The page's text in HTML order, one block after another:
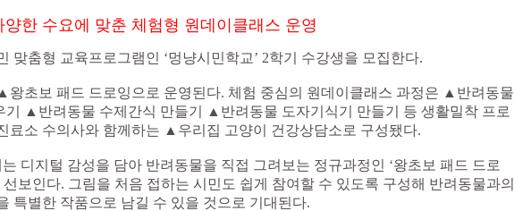
양한 수요에 맞춘 체험형 원데이클래스 운영
맞춤형 교육프로그램인 ‘멍냥시민학교’ 2학기 수강생을 모집한다.
왕초보 패드 드로잉으로 운영된다. 체험 중심의 원데이클래스 과정은 ▲반려동물
기 ▲반려동물 수제간식 만들기 ▲반려동물 도자기식기 만들기 등 생활밀착 프로
료소 수의사와 함께하는 ▲우리집 고양이 건강상담소로 구성됐다.
디지털 감성을 담아 반려동물을 직접 그려보는 정규과정인 ‘왕초보 패드 드로
선보인다. 그림을 처음 접하는 시민도 쉽게 참여할 수 있도록 구성해 반려동물과의
특별한 작품으로 남길 수 있을 것으로 기대된다.